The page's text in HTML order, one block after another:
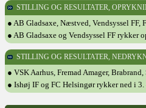
STILLING OG RESULTATER,
● AB Gladsaxe, Næstved, Vendsyssel
● AB Gladsaxe og Vendsyssel FF rykker
STILLING OG RESULTATER,
● VSK Aarhus, Fremad Amager,
● Ishøj IF og FC Helsingør rykker ned i